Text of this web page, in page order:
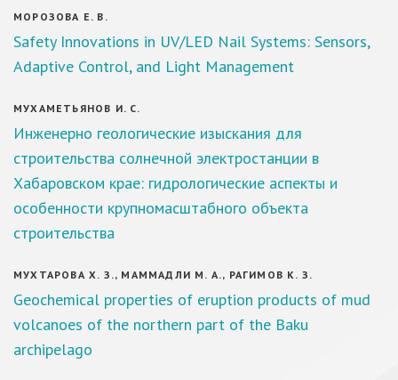
МОРОЗОВА Е. В.
Safety Innovations in UV/LED Nail Systems: Sensors,
Adaptive Control, and Light Management
МУХАМЕТЬЯНОВ И. С.
Инженерно геологические изыскания для
строительства солнечной электростанции в
Хабаровском крае: гидрологические аспекты и
особенности крупномасштабного объекта
строительства
МУХТАРОВА Х. З., МАММАДЛИ М. А., РАГИМОВ К. З.
Geochemical properties of eruption products of mud
volcanoes of the northern part of the Baku
archipelago